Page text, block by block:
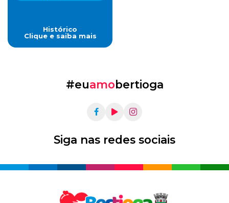
Histórico
Clique e saiba mais
#euamobertioga
Siga nas redes sociais